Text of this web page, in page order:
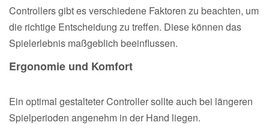
Controllers gibt es verschiedene Faktoren zu beachten, um
die richtige Entscheidung zu treffen. Diese können das
Spielerlebnis maßgeblich beeinflussen.
Ergonomie und Komfort
Ein optimal gestalteter Controller sollte auch bei längeren
Spielperioden angenehm in der Hand liegen.